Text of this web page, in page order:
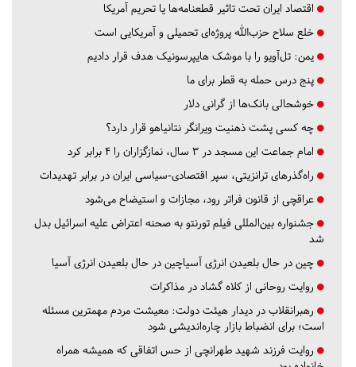
اقتصاد ایران تحت تاثیر قطعنامه‌ها یا تحریم‌ آمریکا
خلع سلاح حزب‌الله پروژه‌ای تحمیلی و آمریکایی است
یمن: تل‌آویو را با موشک هایپرسونیک هدف قرار دادیم
پنج درس‌ حمله به قطر برای ما
خوشحالی بانک‌ها از گرانی دلار
چه کسی پشت ذهنیت ویرانگر نتانیاهو قرار دارد؟
امام جماعت این مسجد در ۳ سال، نمازگزاران را ۴ برابر کرد
راه‌گذرهای ترانزیتی، سپر اقتصادی-سیاسی ایران در برابر تهدیدات
عراقچی از قانون فراتر رود، مجازات و استیضاح می‌شود
جشنواره بین‌المللی فیلم تورنتو به صحنه اعتراض علیه اسرائیل بدل
شد
چین در حال بلعیدن انرژی آسیاچین در حال بلعیدن انرژی آسیا
روایت روحانی از کلاه گشاد در مذاکرات
رهبرانقلاب در دیدار هیئت دولت: معیشت مردم مهمترین مسئله
است؛ برای انضباط بازار چاره‌اندیشی شود
روایت فرزند شهید طهرانچی از حس اتفاقی که همیشه همراه